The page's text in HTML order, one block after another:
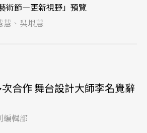
術節—更新視野」預覽
慧、吳垠慧
合作 舞台設計大師李名覺辭
編輯部